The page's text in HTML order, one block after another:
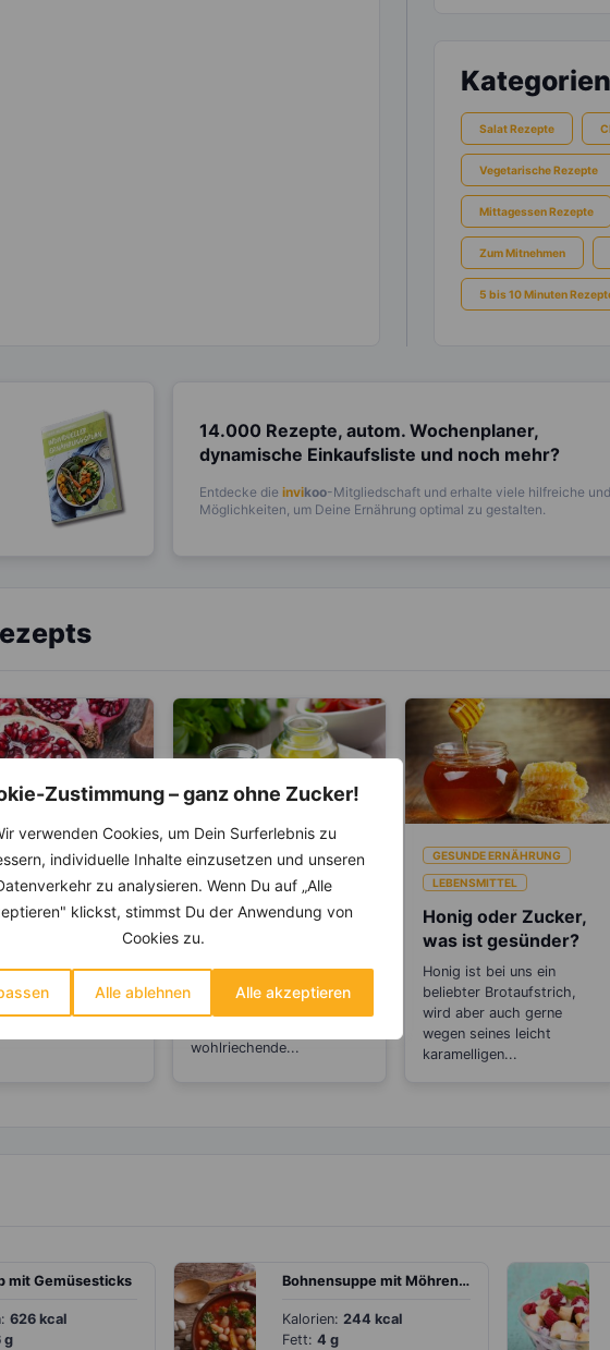
Zustimmung – ganz ohne Zucker!
verwenden Cookies, um Dein Surferlebnis zu
individuelle Inhalte einzusetzen und unseren
zu analysieren. Wenn Du auf „Alle
klickst, stimmst Du der Anwendung von
Cookies zu.
Alle ablehnen Alle akzeptieren
Kategorien
Salat Rezepte
Vegetarische Rezepte
Mittagessen Rezepte
Zum Mitnehmen
5 bis 10 Minuten
14.000 Rezepte, autom. Wochenplaner,
dynamische Einkaufsliste und noch mehr?
Entdecke die invikoo-Mitgliedschaft und erhalte viele hilfreiche
Möglichkeiten, um Deine Ernährung optimal zu gestalten.
–
durch sein
und inneres
sondern auch
LEBENSMITTEL
Kennst du die
Unterschiede beim
Balsamico Essig?
Der Name „Balsam“ oder
„Balsamico“ leitet sich vom
lateinischen Wort
„balsamum“ ab, das
wohlriechende...
GESUNDE ERNÄHRUNG
LEBENSMITTEL
Honig oder Zucker,
was ist gesünder?
Honig ist bei uns ein
beliebter Brotaufstrich,
wird aber auch gerne
wegen seines leicht
karamelligen...
mit Gemüsesticks
626 kcal
g
Bohnensuppe mit Möhren und Sellerie
Kalorien: 244 kcal
Fett: 4 g